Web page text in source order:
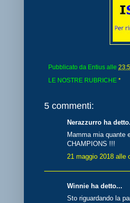
Pubblicato da Entius alle
LE NOSTRE RUBRICHE *
5 commenti:
Nerazzurro ha
Mamma mia quante
CHAMPIONS !!!
21 maggio 2018 alle
Winnie ha detto...
Sto riguardando la